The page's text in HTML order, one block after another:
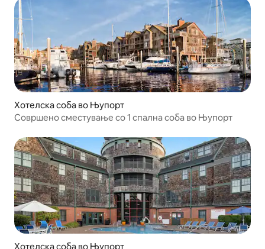
Хотелска соба во Њупорт
Совршено сместување со 1 спална соба во Њупорт
Хотелска соба во Њупорт